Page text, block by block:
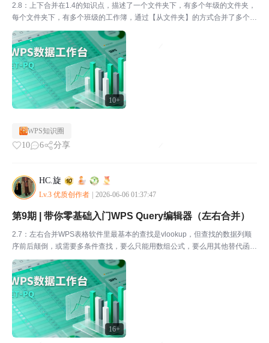
10+
2.8：上下合并在1.4的知识点，描述了一个文件夹下，有多个年级的文件夹，
每个文件夹下，有多个班级的工作簿，通过【从文件夹】的方式合并了多个工
作簿。现在来看另外一种合并文件的方式，一个工作簿存在多张工作表，通过
ETPQ的【从文件获取】和【上下合并】，将多个...
WPS知识圈
10 6 分享
HC.旋
Lv.3 优质创作者 2026-06-06 01:37:47
16+
第9期 | 带你零基础入门WPS Query编辑器（左右合并）
2.7：左右合并WPS表格软件里最基本的查找是vlookup，但查找的数据列顺
序前后颠倒，或需要多条件查找，要么只能用数组公式，要么用其他替代函
数。。。在ETPQ里，有个只需鼠标操作却非常好用的查找功能--【左右合
并】。导入我的PQ分享\ 2.7合并查询\...